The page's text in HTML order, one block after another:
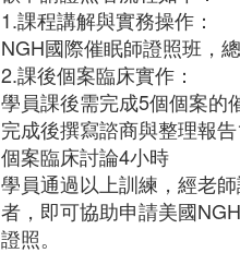
1.課程講解與實務操作：
NGH國際催眠師證照班，
2.課後個案臨床實作：
學員課後需完成5個個案的
完成後撰寫諮商與整理報
個案臨床討論4小時
學員通過以上訓練，經老
者，即可協助申請美國
證照。